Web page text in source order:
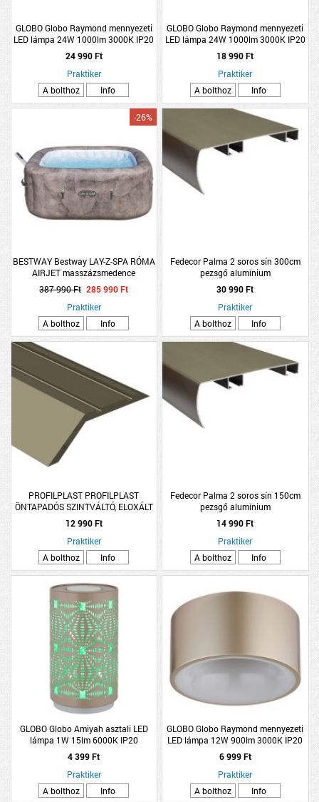
GLOBO Globo Raymond mennyezeti
LED lámpa 24W 1000lm 3000K IP20
58x20x11cm pezsgő szín
24 990 Ft
Praktiker
A bolthoz
Info
GLOBO Globo Raymond mennyezeti
LED lámpa 24W 1000lm 3000K IP20
46x20x11,3cm pezsgő színű
18 990 Ft
Praktiker
A bolthoz
Info
BESTWAY Bestway LAY-Z-SPA RÓMA
AIRJET masszázsmedence
180X180X71cm
-26%
387 990 Ft 285 990 Ft
Praktiker
A bolthoz
Info
Fedecor Palma 2 soros sín 300cm
pezsgő alumínium
30 990 Ft
Praktiker
A bolthoz
Info
PROFILPLAST PROFILPLAST
ÖNTAPADÓS SZINTVÁLTÓ, ELOXÁLT
ALUMÍNIUM, PROFIL, 8MMX2,7M,
MATT PEZSGŐ
12 990 Ft
Praktiker
A bolthoz
Info
Fedecor Palma 2 soros sín 150cm
pezsgő alumínium
14 990 Ft
Praktiker
A bolthoz
Info
GLOBO Globo Amiyah asztali LED
lámpa 1W 15lm 6000K IP20
RGB14cm pezsgő szín
4 399 Ft
Praktiker
A bolthoz
Info
GLOBO Globo Raymond mennyezeti
LED lámpa 12W 900lm 3000K IP20
15cm pezsgő színű
6 999 Ft
Praktiker
A bolthoz
Info